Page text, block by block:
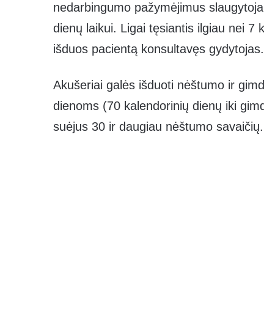
nedarbingumo pažymėjimus
dienų laikui. Ligai tęsiantis ilgiau nei 7
išduos pacientą konsultavęs gydytojas.
Akušeriai galės išduoti nėštumo ir
dienoms (70 kalendorinių dienų iki
suėjus 30 ir daugiau nėštumo savaičių.